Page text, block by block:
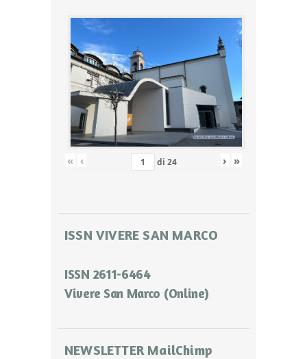
« ‹ di 24 › »
ISSN VIVERE SAN MARCO
ISSN 2611-6464
Vivere San Marco (Online)
NEWSLETTER MailChimp